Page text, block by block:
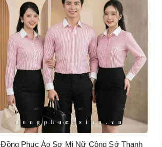
Đồng Phục Áo Sơ Mi Nữ Công Sở Thanh